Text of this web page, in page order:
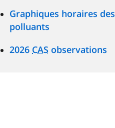
Graphiques horaires des
polluants
2026 CAS observations